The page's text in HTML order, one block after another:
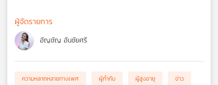
ผู้จัดรายการ
อัญชัญ อันชัยศรี
ความหลากหลายทางเพศ ผู้กำกับ ผู้สูงอายุ
ข่าว